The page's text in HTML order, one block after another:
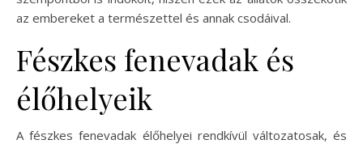
az embereket a természettel és annak csodáival.
Fészkes fenevadak és
élőhelyeik
A fészkes fenevadak élőhelyei rendkívül változatosak, és